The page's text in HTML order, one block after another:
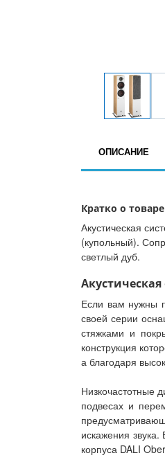
ОПИСАНИЕ
Кратко о товаре
Акустическая
(купольный).
светлый дуб.
Если вам нужны
своей серии
стяжками и
конструкция
а благодаря
Низкочастотные
подвесах и
искажения
корпуса DALI